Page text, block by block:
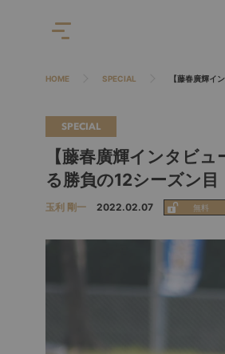
HOME SPECIAL 【藤春廣輝イ
SPECIAL
【藤春廣輝インタビ
る勝負の12シーズン目
玉利 剛一 2022.02.07